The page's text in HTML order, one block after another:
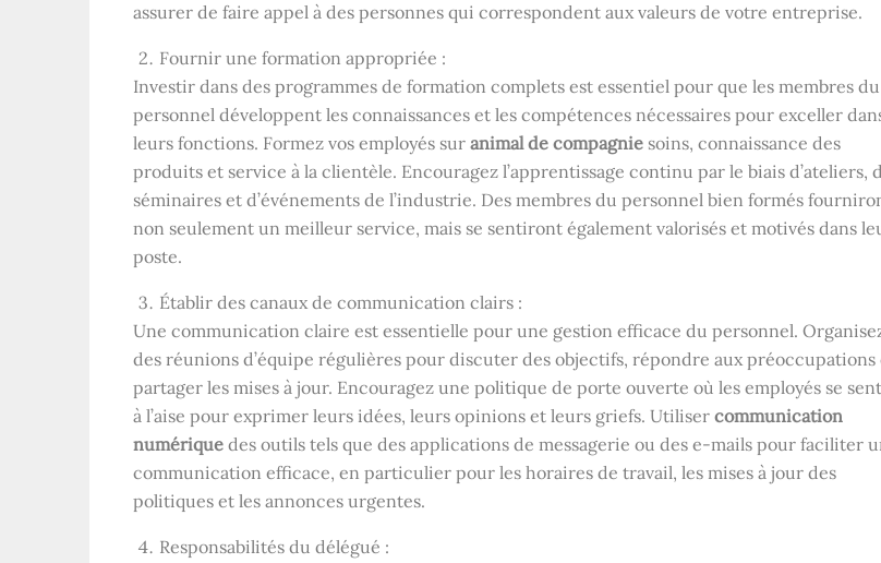
assurer de faire appel à des personnes qui correspondent aux valeurs de votre entreprise.
Fournir une formation appropriée :
Investir dans des programmes de formation complets est essentiel pour que les membres du
personnel développent les connaissances et les compétences nécessaires pour exceller
leurs fonctions. Formez vos employés sur animal de compagnie soins, connaissance des
produits et service à la clientèle. Encouragez l’apprentissage continu par le biais d’ateliers,
séminaires et d’événements de l’industrie. Des membres du personnel bien formés
non seulement un meilleur service, mais se sentiront également valorisés et motivés dans
poste.
Établir des canaux de communication clairs :
Une communication claire est essentielle pour une gestion efficace du personnel.
des réunions d’équipe régulières pour discuter des objectifs, répondre aux préoccupations
partager les mises à jour. Encouragez une politique de porte ouverte où les employés se
à l’aise pour exprimer leurs idées, leurs opinions et leurs griefs. Utiliser communication
numérique des outils tels que des applications de messagerie ou des e-mails pour faciliter
communication efficace, en particulier pour les horaires de travail, les mises à jour des
politiques et les annonces urgentes.
Responsabilités du délégué :